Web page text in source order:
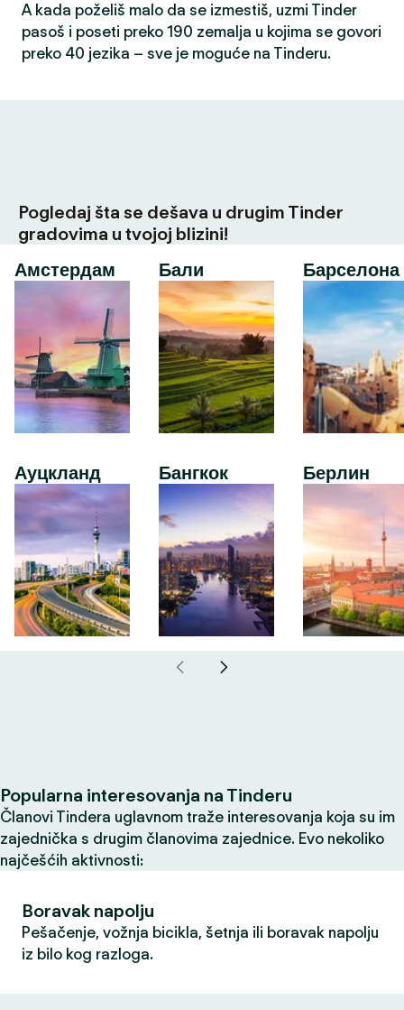
A kada poželiš malo da se izmestiš, uzmi Tinder
pasoš i poseti preko 190 zemalja u kojima se govori
preko 40 jezika – sve je moguće na Tinderu.
Pogledaj šta se dešava u drugim Tinder
gradovima u tvojoj blizini!
Амстердам
Ауцкланд
Бали
Бангкок
Барселона
Берлин
Popularna interesovanja na Tinderu
Članovi Tindera uglavnom traže interesovanja koja su im
zajednička s drugim članovima zajednice. Evo nekoliko
najčešćih aktivnosti:
Boravak napolju
Pešačenje, vožnja bicikla, šetnja ili boravak napolju
iz bilo kog razloga.